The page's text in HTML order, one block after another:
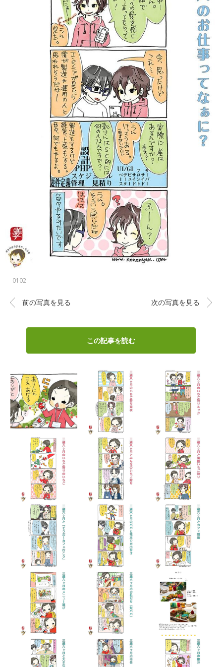
0102
前の写真を見る 次の写真を見る
この記事を読む